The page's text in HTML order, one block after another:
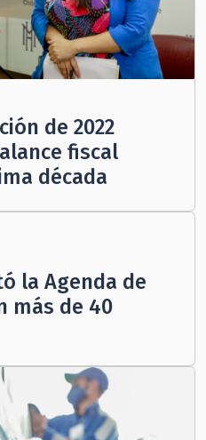
de 2022
fiscal
década
la Agenda de
más de 40